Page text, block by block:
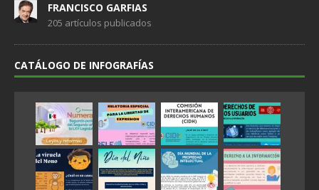
FRANCISCO GARFIAS
205 artículos publicados
CATÁLOGO DE INFOGRAFÍAS